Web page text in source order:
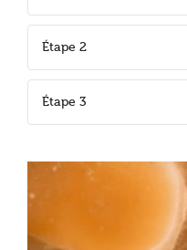
Étape 2
Étape 3